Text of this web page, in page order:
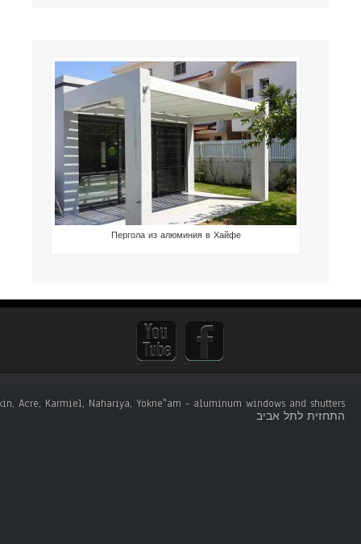
Пергола из алюминия в Хайфе
Acre, Karmiel, Nahariya, Yokne"am - aluminum windows and shutters .
התחזית לתל אביב